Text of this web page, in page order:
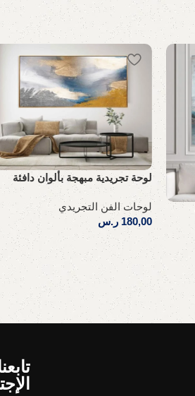
لوحة تجريدية مبهجة بألوان دافئة
لوحات الفن التجريدي
180,00 ر.س
إضافة إلى السلة